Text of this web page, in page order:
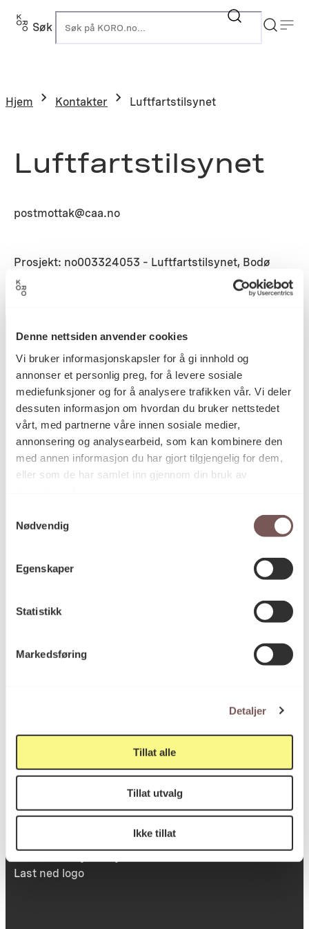
Denne nettsiden anvender cookies
Vi bruker informasjonskapsler for å gi innhold og
annonser et personlig preg, for å levere sosiale
mediefunksjoner og for å analysere trafikken vår. Vi deler
dessuten informasjon om hvordan du bruker nettstedet
vårt, med partnerne våre innen sosiale medier,
annonsering og analysearbeid, som kan kombinere den
med annen informasjon du har gjort tilgjengelig for dem,
eller som de har samlet inn gjennom din bruk av
Nødvendig
Egenskaper
Statistikk
Markedsføring
Detaljer
Tillat alle
Tillat utvalg
Ikke tillat
Søk
Hjem Kontakter Luftfartstilsynet
Luftfartstilsynet
postmottak@caa.no
Prosjekt: no003324053 – Luftfartstilsynet, Bodø
Postadresse
Postboks 6994
St. Olavs plass
0130 Oslo
22 99 11 99
Besøksadresse
Victoria Terrasse 11
Viktig info
Utbetaling og fakturering
Last ned logo